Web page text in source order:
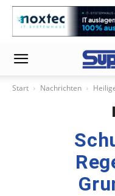
Start Nachrichten